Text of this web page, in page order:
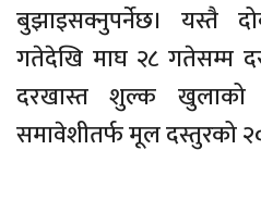
बुझाइसक्नुपर्नेछ। यस्तै
गतेदेखि माघ २८ गतेसम्म
दरखास्त शुल्क
समावेशीतर्फ मूल दस्तुरको